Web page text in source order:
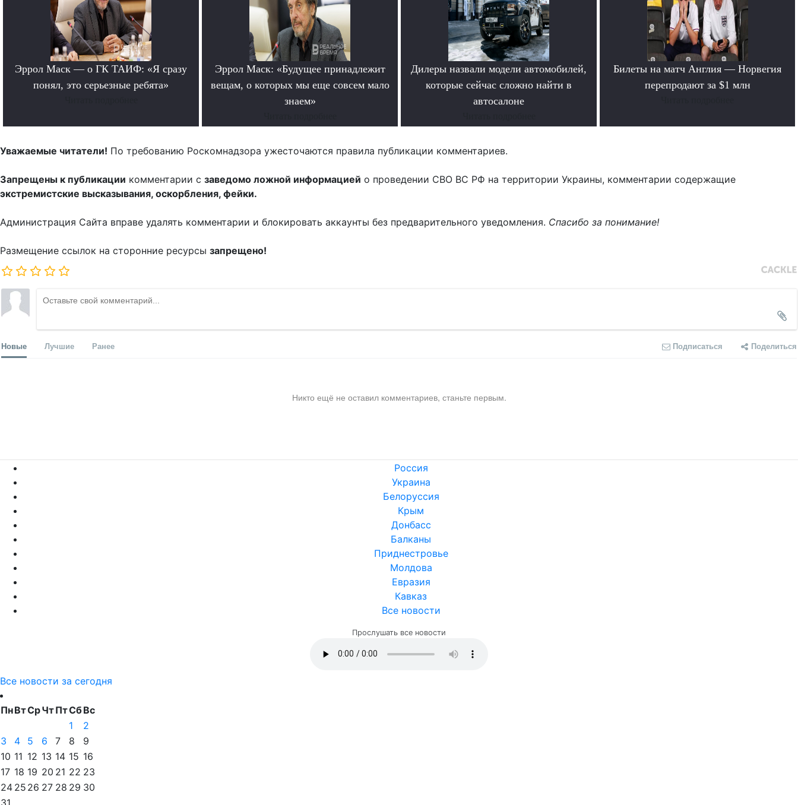
Эррол Маск — о ГК ТАИФ: «Я сразу
понял, это серьезные ребята»
Эррол Маск: «Будущее принадлежит
вещам, о которых мы еще совсем мало
знаем»
Дилеры назвали модели автомобилей,
которые сейчас сложно найти в
автосалоне
Билеты на матч Англия — Норвегия
перепродают за $1 млн
Уважаемые читатели! По требованию Роскомнадзора ужесточаются правила публикации комментариев.
Запрещены к публикации комментарии с заведомо ложной информацией о проведении СВО ВС РФ на территории Украины, комментарии содержащие
экстремистские высказывания, оскорбления, фейки.
Администрация Сайта вправе удалять комментарии и блокировать аккаунты без предварительного уведомления. Спасибо за понимание!
Размещение ссылок на сторонние ресурсы запрещено!
Новые Лучшие Ранее Подписаться Поделиться
Никто ещё не оставил комментариев, станьте первым.
Россия
Украина
Белоруссия
Крым
Донбасс
Балканы
Приднестровье
Молдова
Евразия
Кавказ
Все новости
Прослушать все новости
Все новости за сегодня
ПнВтСрЧтПтСбВс
1
2
3
4 5 6 7 8
9
10 11 12 13 14 15 16
17 18 19 20 21 22 23
24 25 26 27 28 29 30
31